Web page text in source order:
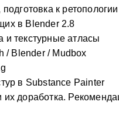
к
в Blender 2.8
и текстурные атласы
/ Blender / Mudbox
в Substance Painter
доработка.